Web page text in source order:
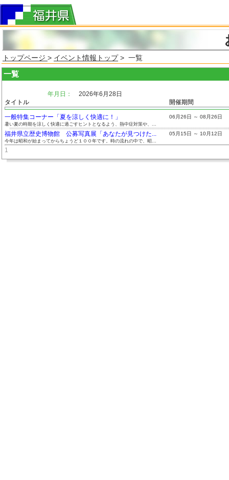
トップページ > イベント情報トップ> 一覧
一覧
年月日：
2026年6月28日
タイトル
開催期間
一般特集コーナー「夏を涼しく快適に！」 06月26日 ～ 08月26日
暑い夏の時期を涼しく快適に過ごすヒントとなるよう、熱中症対策や、...
福井県立歴史博物館 公募写真展「あなたが見つけた... 05月15日 ～ 10月12日
今年は昭和が始まってからちょうど１００年です。時の流れの中で、昭...
1